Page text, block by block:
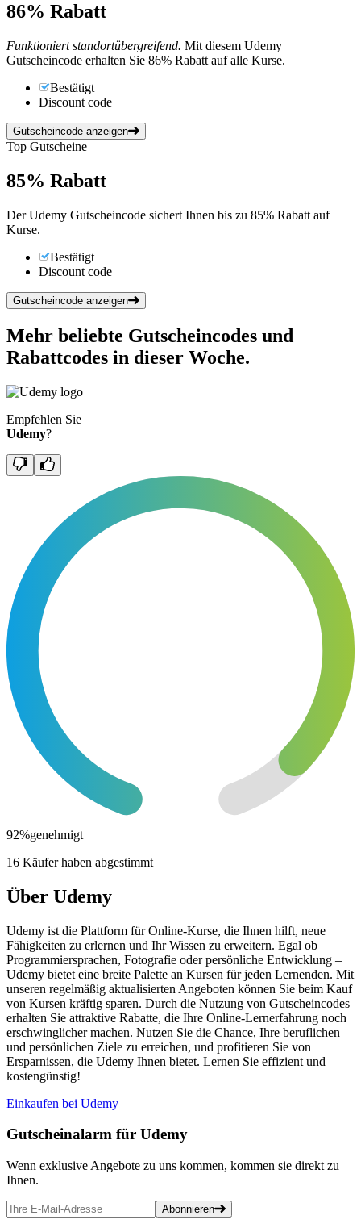
86% Rabatt
Funktioniert standortübergreifend. Mit diesem Udemy
Gutscheincode erhalten Sie 86% Rabatt auf alle Kurse.
Bestätigt
Discount code
Gutscheincode anzeigen
Top Gutscheine
85% Rabatt
Der Udemy Gutscheincode sichert Ihnen bis zu 85% Rabatt auf
Kurse.
Bestätigt
Discount code
Gutscheincode anzeigen
Mehr beliebte Gutscheincodes und
Rabattcodes in dieser Woche.
Empfehlen Sie
Udemy?
92%genehmigt
16 Käufer haben abgestimmt
Über Udemy
Udemy ist die Plattform für Online-Kurse, die Ihnen hilft, neue
Fähigkeiten zu erlernen und Ihr Wissen zu erweitern. Egal ob
Programmiersprachen, Fotografie oder persönliche Entwicklung –
Udemy bietet eine breite Palette an Kursen für jeden Lernenden. Mit
unseren regelmäßig aktualisierten Angeboten können Sie beim Kauf
von Kursen kräftig sparen. Durch die Nutzung von Gutscheincodes
erhalten Sie attraktive Rabatte, die Ihre Online-Lernerfahrung noch
erschwinglicher machen. Nutzen Sie die Chance, Ihre beruflichen
und persönlichen Ziele zu erreichen, und profitieren Sie von
Ersparnissen, die Udemy Ihnen bietet. Lernen Sie effizient und
kostengünstig!
Einkaufen bei Udemy
Gutscheinalarm für Udemy
Wenn exklusive Angebote zu uns kommen, kommen sie direkt zu
Ihnen.
Abonnieren